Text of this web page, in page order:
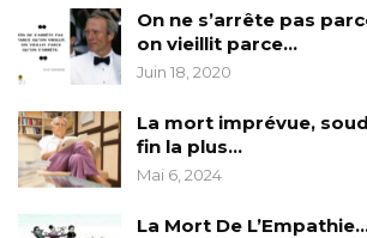
On ne s’arrête pas
on vieillit parce…
Juin 18, 2020
La mort imprévue,
fin la plus…
Mai 6, 2024
La Mort De